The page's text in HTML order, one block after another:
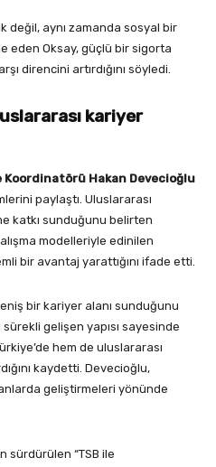
değil, aynı zamanda sosyal bir
eden Oksay, güçlü bir sigorta
direncini artırdığını söyledi.
kariyer
Koordinatörü Hakan Devecioğlu
paylaştı. Uluslararası
katkı sunduğunu belirten
modelleriyle edinilen
bir avantaj yarattığını ifade etti.
bir kariyer alanı sunduğunu
gelişen yapısı sayesinde
hem de uluslararası
kaydetti. Devecioğlu,
geliştirmeleri yönünde
sürdürülen “TSB ile